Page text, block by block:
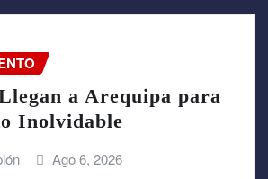
a Arequipa para
Inolvidable
Ago 6, 2026